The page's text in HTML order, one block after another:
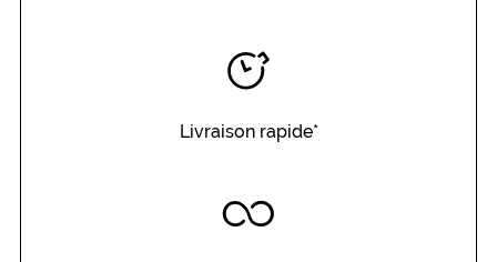
Livraison rapide*